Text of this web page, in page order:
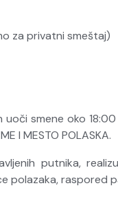
za privatni smeštaj)
smene oko
I MESTO POLASKA.
putnika,
polazaka, raspored